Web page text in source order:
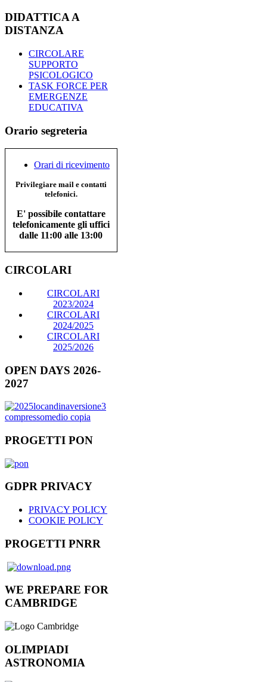
DIDATTICA A
DISTANZA
CIRCOLARE
SUPPORTO
PSICOLOGICO
TASK FORCE PER
EMERGENZE
EDUCATIVA
Orario segreteria
Orari di ricevimento
Privilegiare mail e contatti
telefonici.
E' possibile contattare
telefonicamente gli uffici
dalle 11:00 alle 13:00
CIRCOLARI
CIRCOLARI
2023/2024
CIRCOLARI
2024/2025
CIRCOLARI
2025/2026
OPEN DAYS 2026-
2027
PROGETTI PON
GDPR PRIVACY
PRIVACY POLICY
COOKIE POLICY
PROGETTI PNRR
WE PREPARE FOR
CAMBRIDGE
OLIMPIADI
ASTRONOMIA